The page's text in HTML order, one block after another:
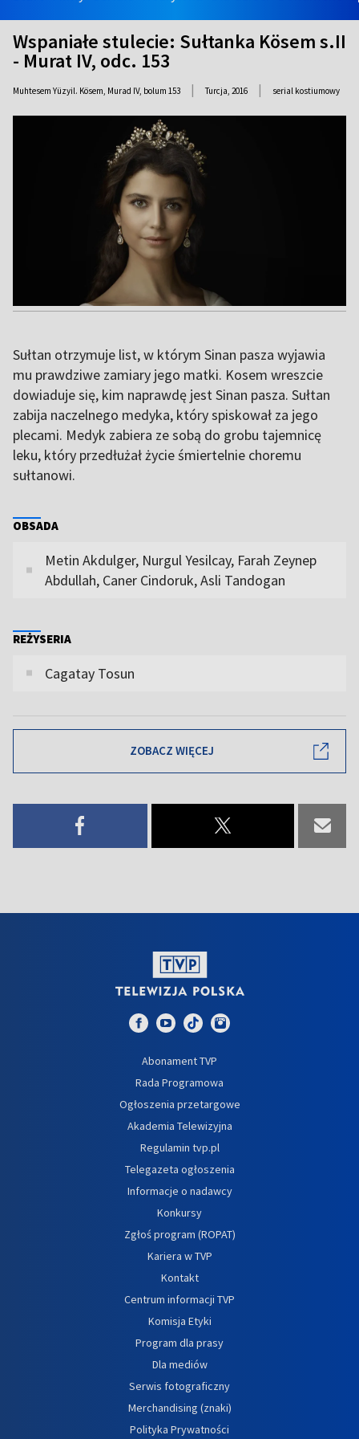
Wspaniałe stulecie: Sułtanka Kösem s.II
- Murat IV, odc. 153
Muhtesem Yüzyil. Kösem, Murad IV, bolum 153 | Turcja, 2016 | serial kostiumowy
Sułtan otrzymuje list, w którym Sinan pasza wyjawia
mu prawdziwe zamiary jego matki. Kosem wreszcie
dowiaduje się, kim naprawdę jest Sinan pasza. Sułtan
zabija naczelnego medyka, który spiskował za jego
plecami. Medyk zabiera ze sobą do grobu tajemnicę
leku, który przedłużał życie śmiertelnie choremu
sułtanowi.
OBSADA
Metin Akdulger, Nurgul Yesilcay, Farah Zeynep
Abdullah, Caner Cindoruk, Asli Tandogan
REŻYSERIA
Cagatay Tosun
ZOBACZ WIĘCEJ
Abonament TVP
Rada Programowa
Ogłoszenia przetargowe
Akademia Telewizyjna
Regulamin tvp.pl
Telegazeta ogłoszenia
Informacje o nadawcy
Konkursy
Zgłoś program (ROPAT)
Kariera w TVP
Kontakt
Centrum informacji TVP
Komisja Etyki
Program dla prasy
Dla mediów
Serwis fotograficzny
Merchandising (znaki)
Polityka Prywatności